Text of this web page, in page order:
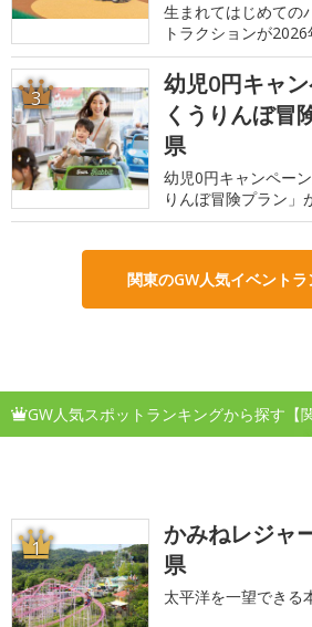
生まれてはじめての
トラクションが
3
幼児0円キャ
くうりんぼ冒
県
幼児0円キャンペー
りんぼ冒険プラン」
関東のGW人気イベント
GW人気スポットランキングから探す【
1
かみねレジャ
県
太平洋を一望できる